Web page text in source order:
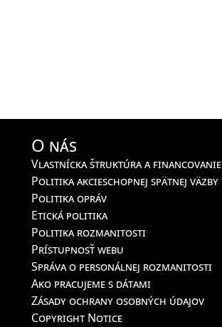
O nás
Vlastnícka štruktúra a financovanie
Politika akcieschopnej spätnej väzby
Politika opráv
Etická politika
Politika rozmanitosti
Prístupnosť webu
Správa o personálnej rozmanitosti
Ako pracujeme s dátami
Zásady ochrany osobných údajov
Copyright Notice